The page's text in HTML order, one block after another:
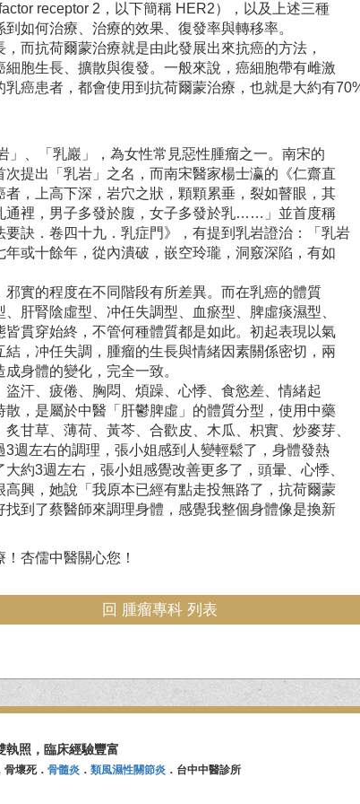
receptor 2，以下簡稱 HER2），以及上述三種
如何治療、治療的效果、復發率與轉移率。
而抗荷爾蒙治療就是由此發展出來抗癌的方法，
胞生長、擴散與復發。一般來說，癌細胞帶有雌激
癌患者，都會使用到抗荷爾蒙治療，也就是大約有
」、「乳巖」，為女性常見惡性腫瘤之一。南宋的
提出「乳岩」之名，而南宋醫家楊士瀛的《仁齋直
，上高下深，岩穴之狀，顆顆累垂，裂如瞽眼，其
通裡，男子多發於腹，女子多發於乳……」並首度稱
訣．卷四十九．乳症門》，有提到乳岩證治：「乳岩
或十餘年，從內潰破，嵌空玲瓏，洞竅深陷，有如
實的程度在不同階段有所差異。而在乳癌的體質
肝腎陰虛型、冲任失調型、血瘀型、脾虛痰濕型、
貫穿始終，不管何種體質都是如此。初起表現以氣
，冲任失調，腫瘤的生長與情緒因素關係密切，兩
身體的變化，完全一致。
汗、疲倦、胸悶、煩躁、心悸、食慾差、情緒起
，是屬於中醫「肝鬱脾虛」的體質分型，使用中藥
甘草、薄荷、黃芩、合歡皮、木瓜、枳實、炒麥芽、
週左右的調理，張小姐感到人變輕鬆了，身體發熱
約3週左右，張小姐感覺改善更多了，頭暈、心悸、
興，她說「我原本已經有點走投無路了，抗荷爾蒙
到了蔡醫師來調理身體，感覺我整個身體像是換新
杏儒中醫關心您！
回 腫瘤專科 列表
執照，臨床經驗豐富
壞死． 骨髓炎． 類風濕性關節炎．台中中醫診所